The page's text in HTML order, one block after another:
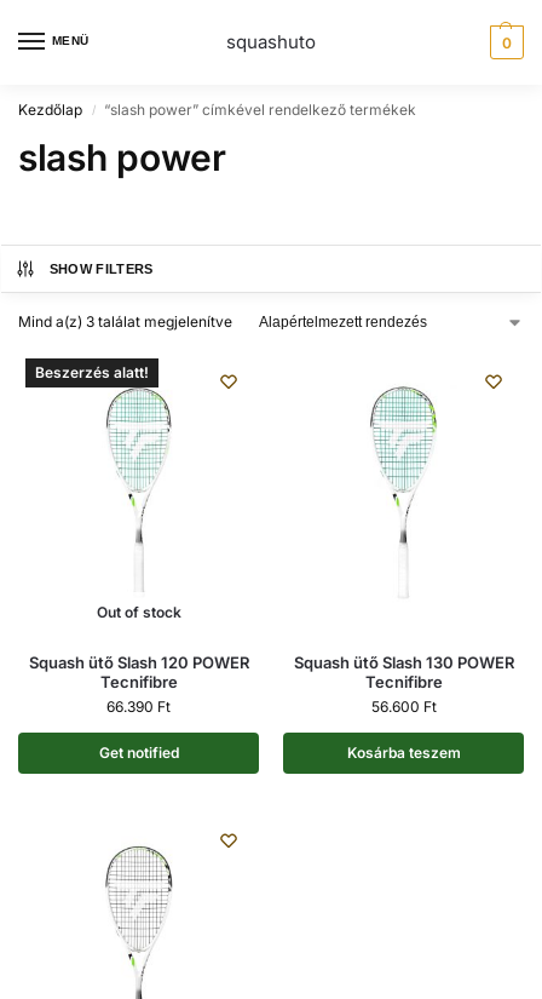
MENÜ squashuto 0
Kezdőlap / “slash power” címkével rendelkező termékek
slash power
SHOW FILTERS
Mind a(z) 3 találat megjelenítve
Out of stock
Beszerzés alatt!
Squash ütő Slash 120 POWER
Tecnifibre
66.390 Ft
Get notified
Squash ütő Slash 130 POWER
Tecnifibre
56.600 Ft
Kosárba teszem